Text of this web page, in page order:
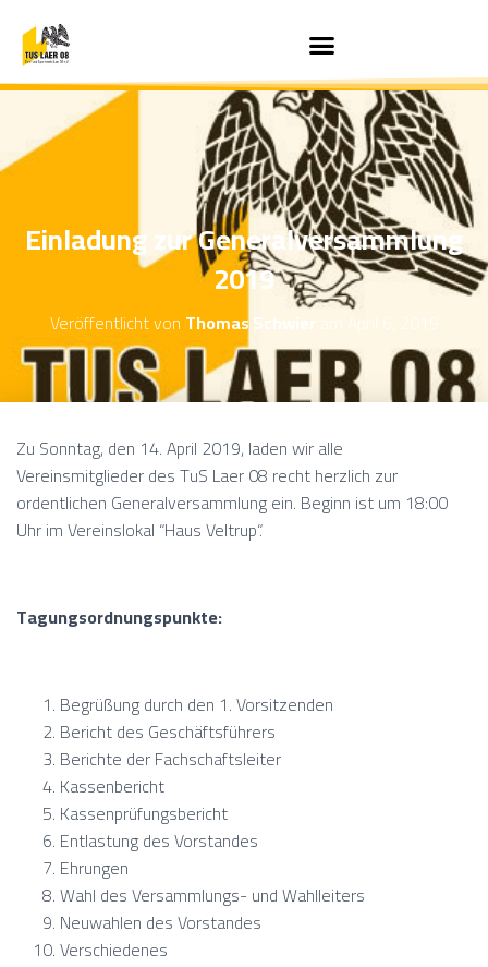
Einladung zur Generalversammlung
2019
Veröffentlicht von Thomas Schwier April 6, 2019
Zu Sonntag, den 14. April 2019, laden wir alle
Vereinsmitglieder des TuS Laer 08 recht herzlich zur
ordentlichen Generalversammlung ein. Beginn ist um 18:00
Uhr im Vereinslokal “Haus Veltrup“.
Tagungsordnungspunkte:
Begrüßung durch den 1. Vorsitzenden
Bericht des Geschäftsführers
Berichte der Fachschaftsleiter
Kassenbericht
Kassenprüfungsbericht
Entlastung des Vorstandes
Ehrungen
Wahl des Versammlungs- und Wahlleiters
Neuwahlen des Vorstandes
Verschiedenes